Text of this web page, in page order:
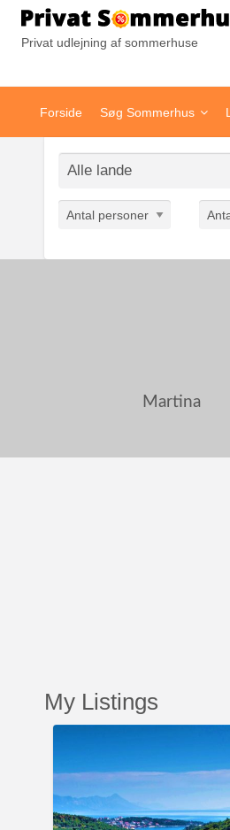
Privat udlejning af sommerhuse
Forside Søg Sommerhus
Antal personer
Martina
My Listings